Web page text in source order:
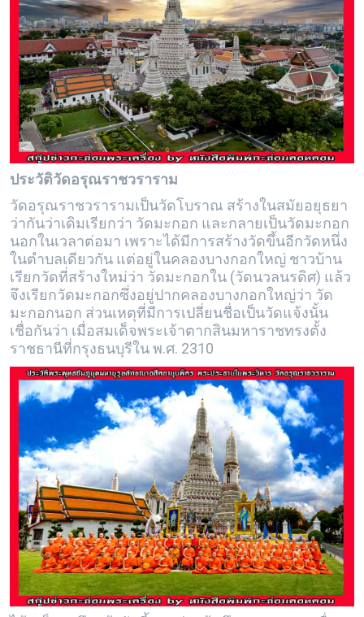
ประวัติวัดอรุณราชวราราม
วัดอรุณราชวรารามเป็นวัดโบราณ สร้างในสมัยอยุธยา
ว่ากันว่าเดิมเรียกว่า วัดมะกอก และกลายเป็นวัดมะกอก
นอกในเวลาต่อมา เพราะได้มีการสร้างวัดขึ้นอีกวัดหนึ่ง
ในตำบลเดียวกัน แต่อยู่ในคลองบางกอกใหญ่ ชาวบ้าน
เรียกวัดที่สร้างใหม่ว่า วัดมะกอกใน (วัดนวลนรดิศ) แล้ว
จึงเรียกวัดมะกอกซึ่งอยู่ปากคลองบางกอกใหญ่ว่า วัด
มะกอกนอก ส่วนเหตุที่มีการเปลี่ยนชื่อเป็นวัดแจ้งนั้น
เชื่อกันว่า เมื่อสมเด็จพระเจ้าตากสินมหาราชทรงตั้ง
ราชธานีที่กรุงธนบุรีใน พ.ศ. 2310